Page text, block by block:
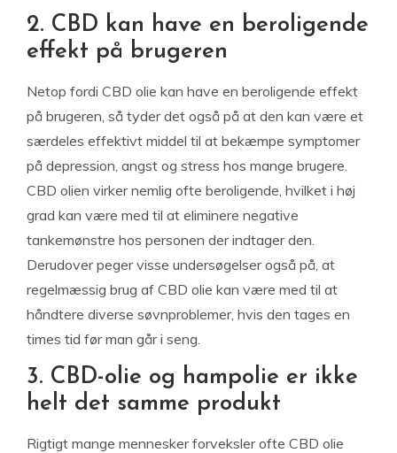
2. CBD kan have en beroligende
effekt på brugeren
Netop fordi CBD olie kan have en beroligende effekt
på brugeren, så tyder det også på at den kan være et
særdeles effektivt middel til at bekæmpe symptomer
på depression, angst og stress hos mange brugere.
CBD olien virker nemlig ofte beroligende, hvilket i høj
grad kan være med til at eliminere negative
tankemønstre hos personen der indtager den.
Derudover peger visse undersøgelser også på, at
regelmæssig brug af CBD olie kan være med til at
håndtere diverse søvnproblemer, hvis den tages en
times tid før man går i seng.
3. CBD-olie og hampolie er ikke
helt det samme produkt
Rigtigt mange mennesker forveksler ofte CBD olie